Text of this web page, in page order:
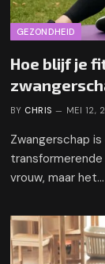
GEZONDHEID
Hoe blijf je
BY CHRIS MEI 12,
Zwangerschap
vrouw, maar het…